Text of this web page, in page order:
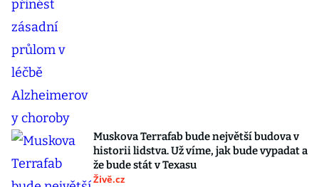
Muskova Terrafab bude největší budova v
historii lidstva. Už víme, jak bude vypadat a
že bude stát v Texasu
Živě.cz